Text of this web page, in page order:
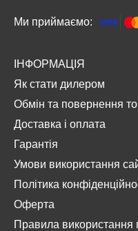
Ми приймаємо:
ІНФОРМАЦІЯ
Як стати дилером
Обмін та повернення
Доставка і оплата
Гарантія
Умови використання
Політика
Оферта
Правила використання